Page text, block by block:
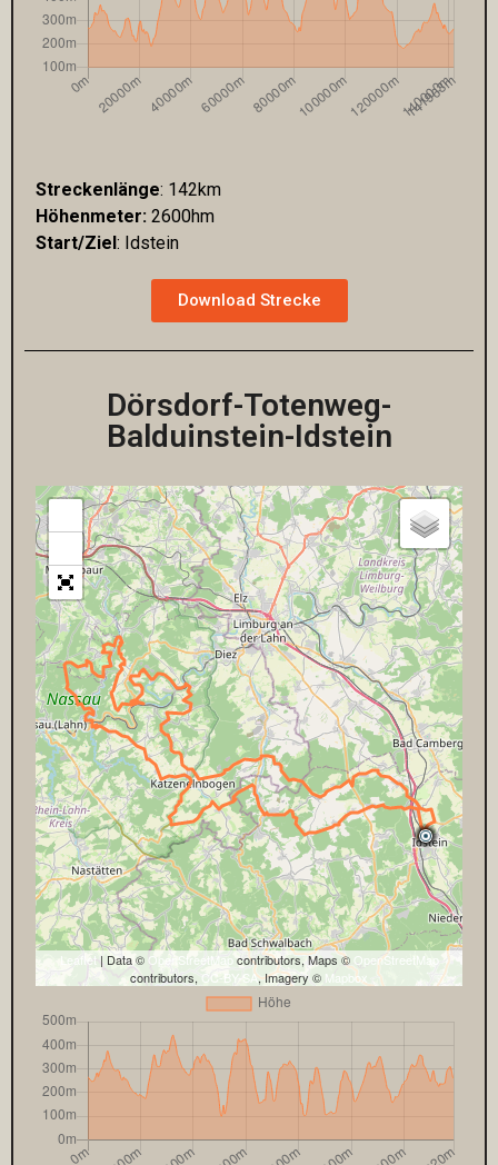
Streckenlänge: 142km
Höhenmeter: 2600hm
Start/Ziel: Idstein
Download Strecke
Dörsdorf-Totenweg-
Balduinstein-Idstein
Leaflet| Data © OpenStreetMap contributors, Maps © OpenStreetMap
contributors, CC-BY-SA, Imagery © Mapbox